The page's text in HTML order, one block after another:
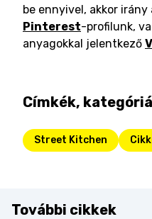
be ennyivel, akkor
Pinterest-profilunk,
anyagokkal jelentkező
Címkék,
Street Kitchen
További cikkek